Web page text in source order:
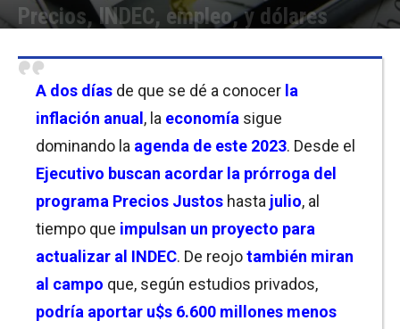
Precios, INDEC, empleo, y dólares
A dos días de que se dé a conocer la
inflación anual , la economía sigue
dominando la agenda de este 2023. Desde el
Ejecutivo buscan acordar la prórroga del
programa Precios Justos hasta julio, al
tiempo que impulsan un proyecto para
actualizar al INDEC. De reojotambién miran
al campo que, según estudios privados,
podría aportar u$s 6.600 millones menos